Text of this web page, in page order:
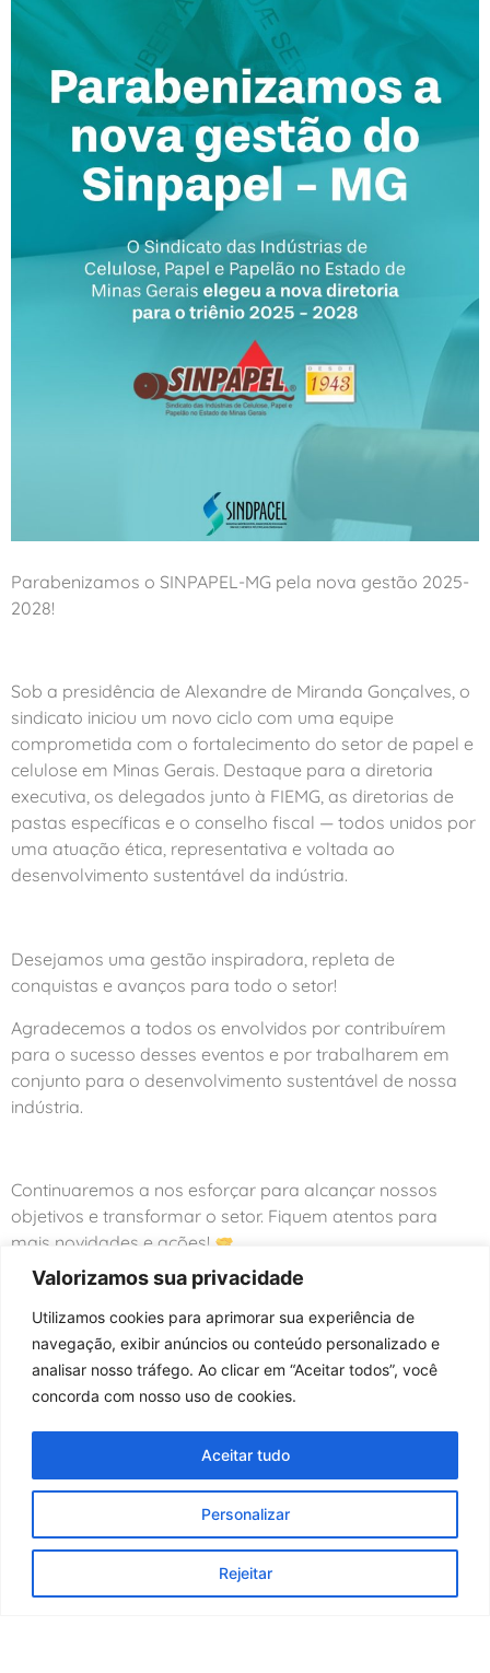
Valorizamos sua privacidade
Utilizamos cookies para aprimorar sua experiência de
navegação, exibir anúncios ou conteúdo personalizado e
analisar nosso tráfego. Ao clicar em “Aceitar todos”, você
concorda com nosso uso de cookies.
Personalizar
Rejeitar
Aceitar tudo
Parabenizamos o SINPAPEL-MG pela nova gestão 2025-
2028!
Sob a presidência de Alexandre de Miranda Gonçalves, o
sindicato iniciou um novo ciclo com uma equipe
comprometida com o fortalecimento do setor de papel e
celulose em Minas Gerais. Destaque para a diretoria
executiva, os delegados junto à FIEMG, as diretorias de
pastas específicas e o conselho fiscal — todos unidos por
uma atuação ética, representativa e voltada ao
desenvolvimento sustentável da indústria.
Desejamos uma gestão inspiradora, repleta de
conquistas e avanços para todo o setor!
Agradecemos a todos os envolvidos por contribuírem
para o sucesso desses eventos e por trabalharem em
conjunto para o desenvolvimento sustentável de nossa
indústria.
Continuaremos a nos esforçar para alcançar nossos
objetivos e transformar o setor. Fiquem atentos para
mais novidades e ações!
Fundado há mais de seis décadas, o Sindpacel representa os
interesses das Indústrias de Papel, Celulose, Papelão, Pasta de